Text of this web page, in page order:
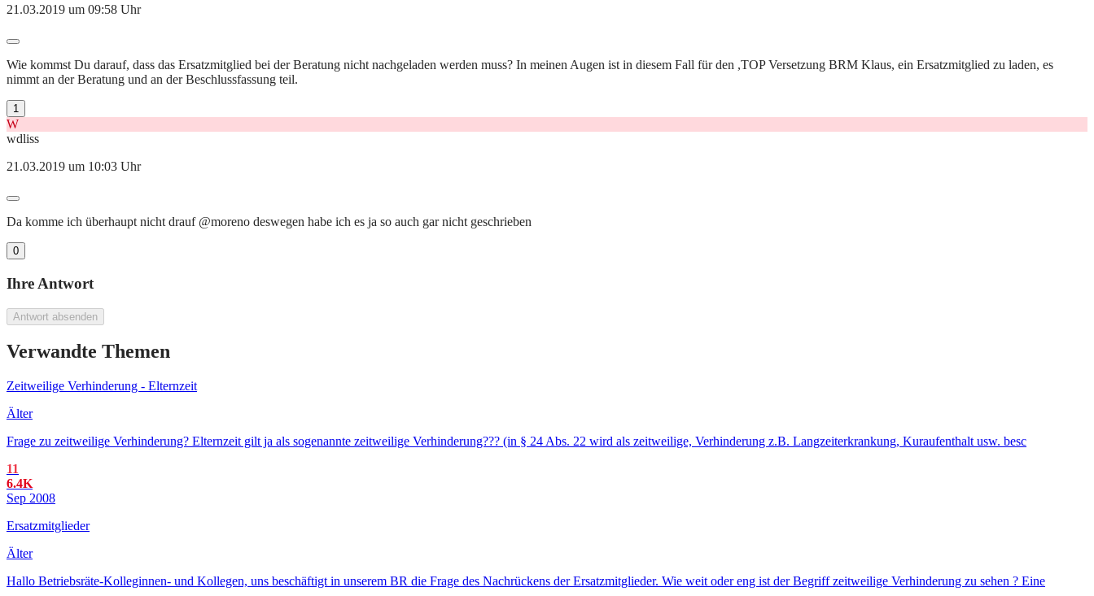
21.03.2019 um 09:58 Uhr
Wie kommst Du darauf, dass das Ersatzmitglied bei der Beratung nicht nachgeladen werden muss? In meinen Augen ist in diesem Fall für den ,TOP Versetzung BRM Klaus, ein Ersatzmitglied zu laden, es
nimmt an der Beratung und an der Beschlussfassung teil.
1
W
wdliss
21.03.2019 um 10:03 Uhr
Da komme ich überhaupt nicht drauf @moreno deswegen habe ich es ja so auch gar nicht geschrieben
0
Ihre Antwort
Antwort absenden
Verwandte Themen
Zeitweilige Verhinderung - Elternzeit
Älter
Frage zu zeitweilige Verhinderung? Elternzeit gilt ja als sogenannte zeitweilige Verhinderung??? (in § 24 Abs. 22 wird als zeitweilige, Verhinderung z.B. Langzeiterkrankung, Kuraufenthalt usw. besc
11
6.4K
Sep 2008
Ersatzmitglieder
Älter
Hallo Betriebsräte-Kolleginnen- und Kollegen, uns beschäftigt in unserem BR die Frage des Nachrückens der Ersatzmitglieder. Wie weit oder eng ist der Begriff zeitweilige Verhinderung zu sehen ? Eine